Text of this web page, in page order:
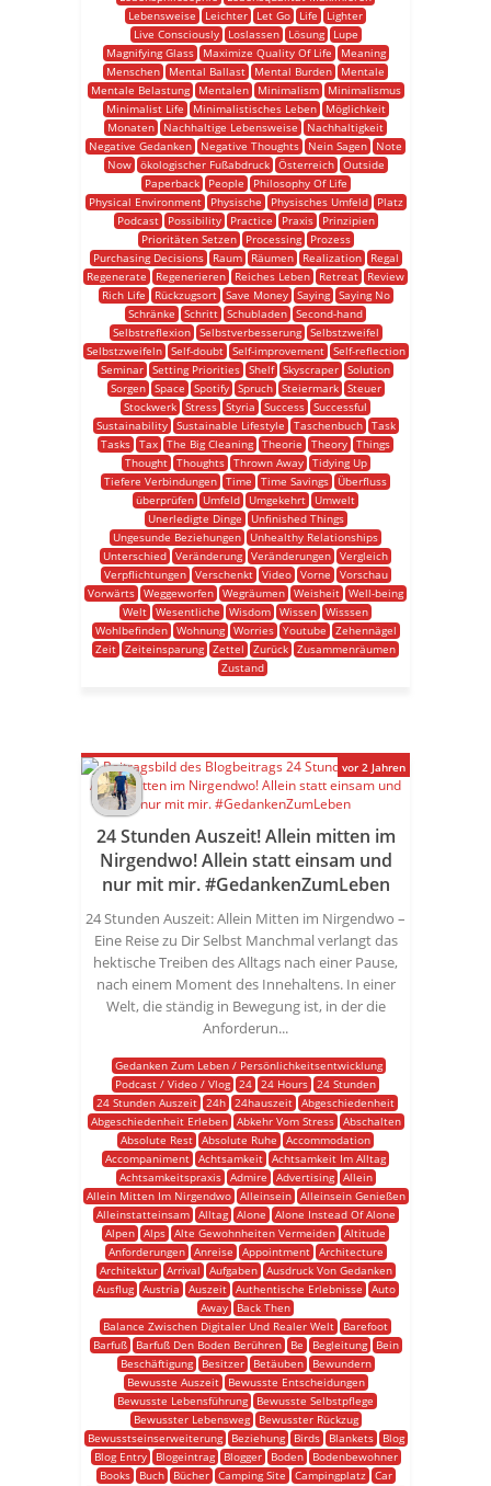
Lebensweise
Leichter Let Go Life
Lighter
Live Consciously
Loslassen Lösung
Lupe
Magnifying Glass
Maximize Quality Of Life
Meaning
Menschen
Mental Ballast Mental Burden
Mentale
Mentale Belastung
Mentalen Minimalism
Minimalismus
Minimalist Life
Minimalistisches Leben
Möglichkeit
Monaten
Nachhaltige Lebensweise
Nachhaltigkeit
Negative Gedanken
Negative Thoughts Nein Sagen
Note
Now
ökologischer Fußabdruck Österreich
Outside
Paperback
People
Philosophy Of Life
Physical Environment
Physische Physisches Umfeld
Platz
Podcast
Possibility Practice Praxis
Prinzipien
Prioritäten Setzen
Processing
Prozess
Purchasing Decisions
Raum Räumen Realization
Regal
Regenerate
Regenerieren Reiches Leben Retreat
Review
Rich Life
Rückzugsort Save Money Saying
Saying No
Schränke
Schritt Schubladen Second-hand
Selbstreflexion
Selbstverbesserung
Selbstzweifel
Selbstzweifeln
Self-doubt Self-improvement
Self-reflection
Seminar Setting Priorities Shelf Skyscraper Solution
Sorgen
Space Spotify Spruch Steiermark
Steuer
Stockwerk Stress Styria Success Successful
Sustainability
Sustainable Lifestyle Taschenbuch
Task
Tasks Tax The Big Cleaning Theorie Theory Things
Thought
Thoughts Thrown Away
Tidying Up
Tiefere Verbindungen Time Time Savings
Überfluss
überprüfen
Umfeld Umgekehrt
Umwelt
Unerledigte Dinge
Unfinished Things
Ungesunde Beziehungen
Unhealthy Relationships
Unterschied Veränderung Veränderungen Vergleich
Verpflichtungen
Verschenkt Video Vorne
Vorschau
Vorwärts Weggeworfen Wegräumen Weisheit Well-being
Welt Wesentliche Wisdom Wissen Wisssen
Wohlbefinden
Wohnung Worries Youtube
Zehennägel
Zeit Zeiteinsparung Zettel Zurück Zusammenräumen
Zustand
24 Stunden Auszeit! Allein mitten im
Nirgendwo! Allein statt einsam und
nur mit mir. #GedankenZumLeben
24 Stunden Auszeit: Allein Mitten im Nirgendwo –
Eine Reise zu Dir Selbst Manchmal verlangt das
hektische Treiben des Alltags nach einer Pause,
nach einem Moment des Innehaltens. In einer
Welt, die ständig in Bewegung ist, in der die
Anforderun...
Gedanken Zum Leben / Persönlichkeitsentwicklung
Podcast / Video / Vlog 24 24 Hours 24 Stunden
24 Stunden Auszeit 24h 24hauszeit Abgeschiedenheit
Abgeschiedenheit Erleben
Abkehr Vom Stress
Abschalten
Absolute Rest Absolute Ruhe
Accommodation
Accompaniment Achtsamkeit Achtsamkeit Im Alltag
Achtsamkeitspraxis
Admire Advertising
Allein
Allein Mitten Im Nirgendwo
Alleinsein
Alleinsein Genießen
Alleinstatteinsam
Alltag Alone
Alone Instead Of Alone
Alpen Alps Alte Gewohnheiten Vermeiden Altitude
Anforderungen
Anreise Appointment
Architecture
Architektur
Arrival Aufgaben
Ausdruck Von Gedanken
Ausflug
Austria Auszeit Authentische Erlebnisse
Auto
Away
Back Then
Balance Zwischen Digitaler Und Realer Welt
Barefoot
Barfuß
Barfuß Den Boden Berühren Be Begleitung
Bein
Beschäftigung
Besitzer Betäuben
Bewundern
Bewusste Auszeit
Bewusste Entscheidungen
Bewusste Lebensführung
Bewusste Selbstpflege
Bewusster Lebensweg
Bewusster Rückzug
Bewusstseinserweiterung
Beziehung Birds Blankets
Blog
Blog Entry
Blogeintrag Blogger Boden
Bodenbewohner
Books
Buch Bücher Camping Site Campingplatz
Car
vor 2 Jahren